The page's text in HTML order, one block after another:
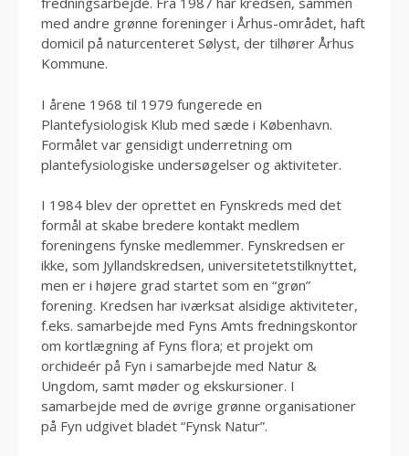
med andre grønne foreninger i Århus-området, haft
domicil på naturcenteret Sølyst, der tilhører Århus
Kommune.
I årene 1968 til 1979 fungerede en
Plantefysiologisk Klub med sæde i København.
Formålet var gensidigt underretning om
plantefysiologiske undersøgelser og aktiviteter.
I 1984 blev der oprettet en Fynskreds med det
formål at skabe bredere kontakt medlem
foreningens fynske medlemmer. Fynskredsen er
ikke, som Jyllandskredsen, universitetetstilknyttet,
men er i højere grad startet som en “grøn”
forening. Kredsen har iværksat alsidige aktiviteter,
f.eks. samarbejde med Fyns Amts fredningskontor
om kortlægning af Fyns flora; et projekt om
orchideér på Fyn i samarbejde med Natur &
Ungdom, samt møder og ekskursioner. I
samarbejde med de øvrige grønne organisationer
på Fyn udgivet bladet “Fynsk Natur”.